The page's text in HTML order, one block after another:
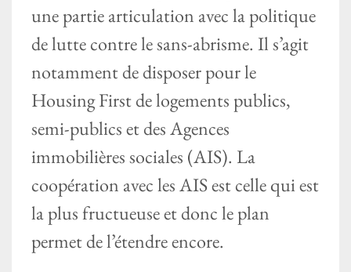
une partie articulation avec la politique
de lutte contre le sans-abrisme. Il s’agit
notamment de disposer pour le
Housing First de logements publics,
semi-publics et des Agences
immobilières sociales (AIS). La
coopération avec les AIS est celle qui est
la plus fructueuse et donc le plan
permet de l’étendre encore.